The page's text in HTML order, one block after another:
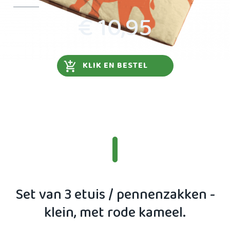
€ 10,95
KLIK EN BESTEL
Set van 3 etuis / pennenzakken -
klein, met rode kameel.